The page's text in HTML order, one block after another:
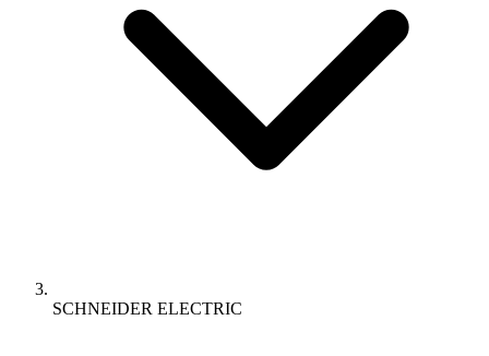
SCHNEIDER ELECTRIC